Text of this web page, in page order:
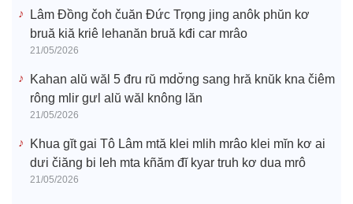
Lâm Đồng čoh čuăn Đức Trọng jing anôk phŭn kơ
bruă kiă kriê lehanăn bruă kđi car mrâo
21/05/2026
Kahan alŭ wăl 5 đru rŭ mdơ̆ng sang hră knŭk kna čiêm
rông mlir gưl alŭ wăl knông lăn
21/05/2026
Khua gĭt gai Tô Lâm mtă klei mlih mrâo klei mĭn kơ ai
dưi čiăng bi leh mta kñăm đĭ kyar truh kơ dua mrô
21/05/2026